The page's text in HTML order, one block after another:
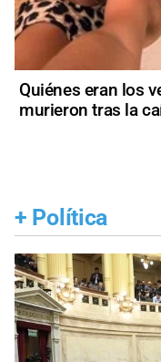
Quiénes eran los
murieron tras la
+ Política